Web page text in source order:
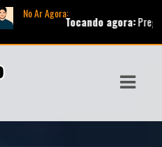
No Ar Agora:
Tocando agora: Pregador